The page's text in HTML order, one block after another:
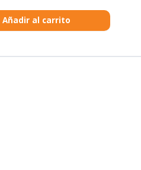
Añadir al carrito